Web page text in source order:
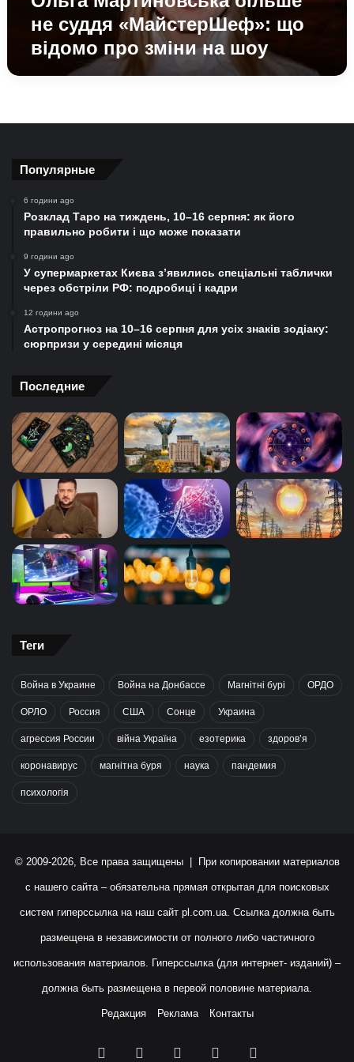
не суддя «МайстерШеф»: що
відомо про зміни на шоу
Популярные
6 години ago
Розклад Таро на тиждень, 10–16 серпня: як його
правильно робити і що може показати
9 години ago
У супермаркетах Києва з’явились спеціальні таблички
через обстріли РФ: подробиці і кадри
12 години ago
Астропрогноз на 10–16 серпня для усіх знаків зодіаку:
сюрпризи у середині місяця
Последние
Теги
Война в Украине Война на Донбассе Магнітні бурі ОРДО
ОРЛО Россия США Сонце Украина
агрессия России війна Україна езотерика здоров’я
коронавирус магнітна буря наука пандемия
психологія
© 2009-2026, Все права защищены | При копировании материалов
с нашего сайта – обязательна прямая открытая для поисковых
систем гиперссылка на наш сайт pl.com.ua. Ссылка должна быть
размещена в независимости от полного либо частичного
использования материалов. Гиперссылка (для интернет- изданий) –
должна быть размещена в первой половине материала.
Редакция Реклама Контакты
Facebook YouTubeInstagram